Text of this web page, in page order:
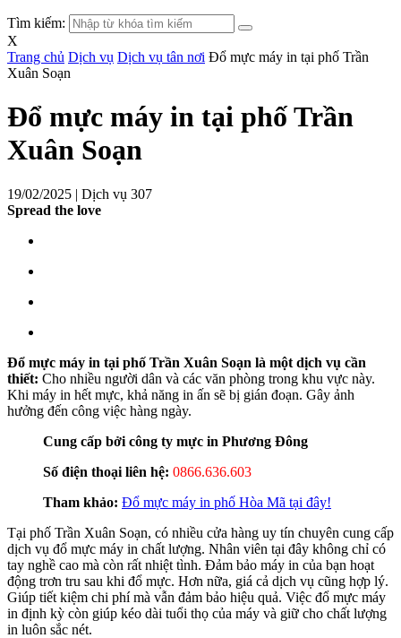
Tìm kiếm:
X
Trang chủ Dịch vụ Dịch vụ tân nơi Đổ mực máy in tại phố Trần
Xuân Soạn
Đổ mực máy in tại phố Trần
Xuân Soạn
19/02/2025 | Dịch vụ 307
Spread the love
Đổ mực máy in tại phố Trần Xuân Soạn là một dịch vụ cần
thiết: Cho nhiều người dân và các văn phòng trong khu vực này.
Khi máy in hết mực, khả năng in ấn sẽ bị gián đoạn. Gây ảnh
hưởng đến công việc hàng ngày.
Cung cấp bởi công ty mực in Phương Đông
Số điện thoại liên hệ: 0866.636.603
Tham khảo: Đổ mực máy in phố Hòa Mã tại đây!
Tại phố Trần Xuân Soạn, có nhiều cửa hàng uy tín chuyên cung cấp
dịch vụ đổ mực máy in chất lượng. Nhân viên tại đây không chỉ có
tay nghề cao mà còn rất nhiệt tình. Đảm bảo máy in của bạn hoạt
động trơn tru sau khi đổ mực. Hơn nữa, giá cả dịch vụ cũng hợp lý.
Giúp tiết kiệm chi phí mà vẫn đảm bảo hiệu quả. Việc đổ mực máy
in định kỳ còn giúp kéo dài tuổi thọ của máy và giữ cho chất lượng
in luôn sắc nét.